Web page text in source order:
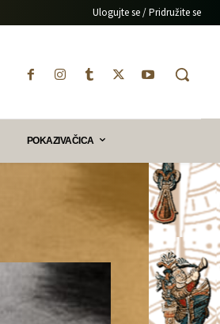
Ulogujte se / Pridružite se
POKAZIVAČICA